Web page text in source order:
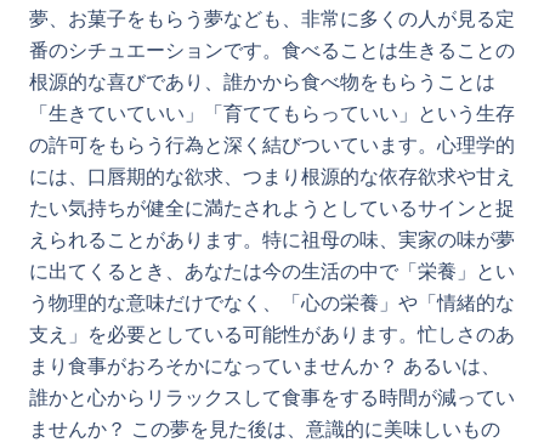
夢、お菓子をもらう夢なども、非常に多くの人が見る定
番のシチュエーションです。食べることは生きることの
根源的な喜びであり、誰かから食べ物をもらうことは
「生きていていい」「育ててもらっていい」という生存
の許可をもらう行為と深く結びついています。心理学的
には、口唇期的な欲求、つまり根源的な依存欲求や甘え
たい気持ちが健全に満たされようとしているサインと捉
えられることがあります。特に祖母の味、実家の味が夢
に出てくるとき、あなたは今の生活の中で「栄養」とい
う物理的な意味だけでなく、「心の栄養」や「情緒的な
支え」を必要としている可能性があります。忙しさのあ
まり食事がおろそかになっていませんか？ あるいは、
誰かと心からリラックスして食事をする時間が減ってい
ませんか？ この夢を見た後は、意識的に美味しいもの